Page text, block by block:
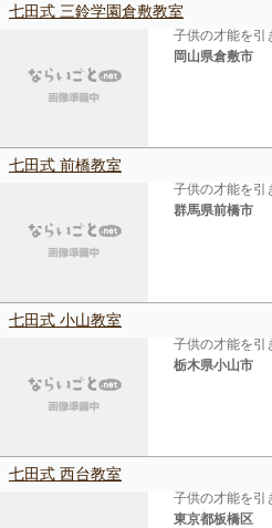
七田式 三鈴学園倉敷教室
子供の才能を引
岡山県倉敷市
七田式 前橋教室
子供の才能を引
群馬県前橋市
七田式 小山教室
子供の才能を引
栃木県小山市
七田式 西台教室
子供の才能を引
東京都板橋区